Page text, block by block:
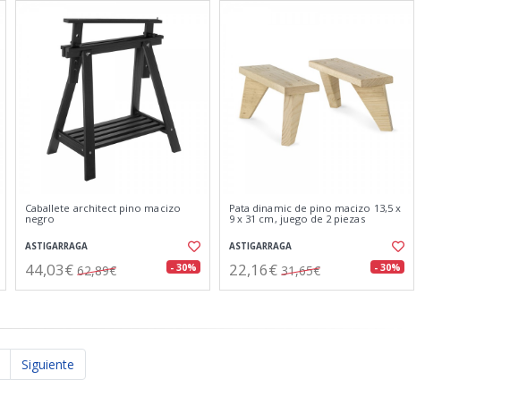
Caballete architect pino macizo
negro
ASTIGARRAGA
44,03€ 62,89€ - 30%
Pata dinamic de pino macizo 13,5 x
9 x 31 cm, juego de 2 piezas
ASTIGARRAGA
22,16€ 31,65€ - 30%
Siguiente